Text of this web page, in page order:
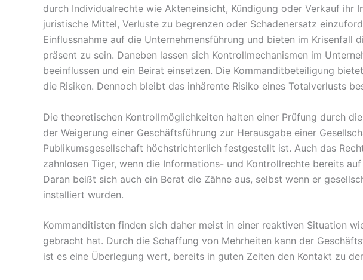
durch Individualrechte wie Akteneinsicht, Kündigung oder Verkauf
juristische Mittel, Verluste zu begrenzen oder Schadenersatz
Einflussnahme auf die Unternehmensführung und bieten im
präsent zu sein. Daneben lassen sich Kontrollmechanismen im
beeinflussen und ein Beirat einsetzen. Die Kommanditbeteiligung
die Risiken. Dennoch bleibt das inhärente Risiko eines Totalverlusts
Die theoretischen Kontrollmöglichkeiten halten einer Prüfung durch
der Weigerung einer Geschäftsführung zur Herausgabe einer
Publikumsgesellschaft höchstrichterlich festgestellt ist. Auch das
zahnlosen Tiger, wenn die Informations- und Kontrollrechte bereits
Daran beißt sich auch ein Berat die Zähne aus, selbst wenn er
installiert wurden.
Kommanditisten finden sich daher meist in einer reaktiven Situation
gebracht hat. Durch die Schaffung von Mehrheiten kann der
ist es eine Überlegung wert, bereits in guten Zeiten den Kontakt zu